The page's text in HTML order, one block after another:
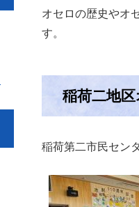
オセロの歴史やオ
す。
稲荷二地
稲荷第二市民セン